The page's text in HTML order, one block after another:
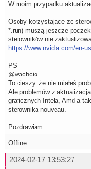
W moim przypadku
Osoby korzystające ze
*.run) muszą jeszcze
sterowników nie
https://www.nvidia.com/en-
PS.
@wachcio
To cieszy, że nie miałeś
Ale problemów z
graficznych Intela, Amd a
sterownika nouveau.
Pozdrawiam.
Offline
2024-02-17 13:53:27